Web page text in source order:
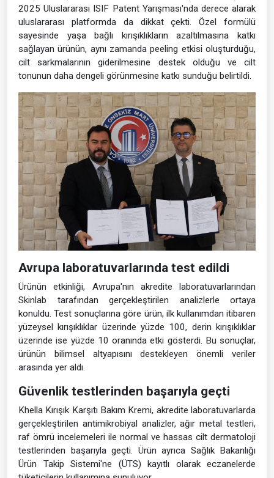
2025 Uluslararası ISIF Patent Yarışması'nda derece alarak
uluslararası platformda da dikkat çekti. Özel formülü
sayesinde yaşa bağlı kırışıklıkların azaltılmasına katkı
sağlayan ürünün, aynı zamanda peeling etkisi oluşturduğu,
cilt sarkmalarının giderilmesine destek olduğu ve cilt
tonunun daha dengeli görünmesine katkı sunduğu belirtildi.
Avrupa laboratuvarlarında test edildi
Ürünün etkinliği, Avrupa'nın akredite laboratuvarlarından
Skinlab tarafından gerçekleştirilen analizlerle ortaya
konuldu. Test sonuçlarına göre ürün, ilk kullanımdan itibaren
yüzeysel kırışıklıklar üzerinde yüzde 100, derin kırışıklıklar
üzerinde ise yüzde 10 oranında etki gösterdi. Bu sonuçlar,
ürünün bilimsel altyapısını destekleyen önemli veriler
arasında yer aldı.
Güvenlik testlerinden başarıyla geçti
Khella Kırışık Karşıtı Bakım Kremi, akredite laboratuvarlarda
gerçekleştirilen antimikrobiyal analizler, ağır metal testleri,
raf ömrü incelemeleri ile normal ve hassas cilt dermatoloji
testlerinden başarıyla geçti. Ürün ayrıca Sağlık Bakanlığı
Ürün Takip Sistemi'ne (ÜTS) kayıtlı olarak eczanelerde